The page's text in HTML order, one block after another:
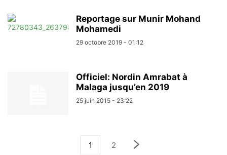
Reportage sur Munir Mohand
Mohamedi
29 octobre 2019 - 01:12
Officiel: Nordin Amrabat à
Malaga jusqu’en 2019
25 juin 2015 - 23:22
1 2